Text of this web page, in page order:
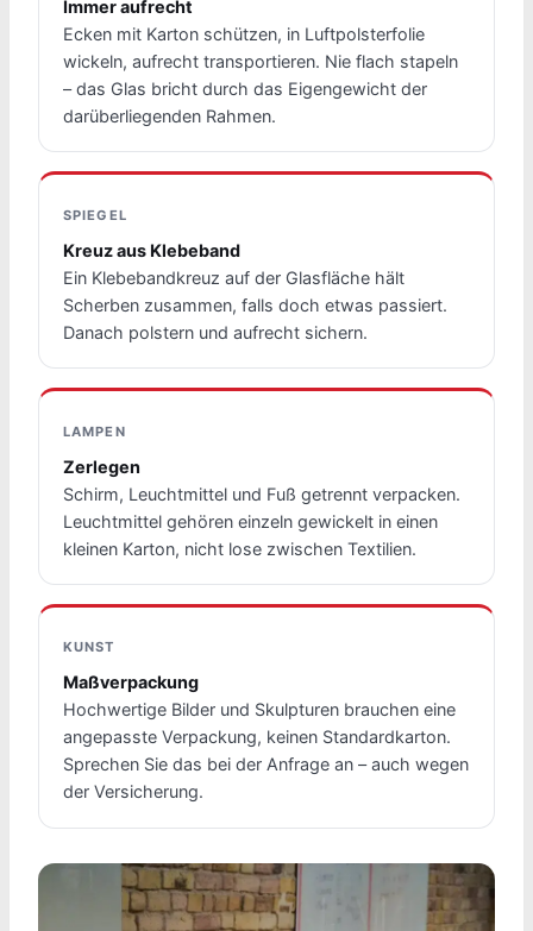
Immer aufrecht
Ecken mit Karton schützen, in Luftpolsterfolie
wickeln, aufrecht transportieren. Nie flach stapeln
– das Glas bricht durch das Eigengewicht der
darüberliegenden Rahmen.
SPIEGEL
Kreuz aus Klebeband
Ein Klebebandkreuz auf der Glasfläche hält
Scherben zusammen, falls doch etwas passiert.
Danach polstern und aufrecht sichern.
LAMPEN
Zerlegen
Schirm, Leuchtmittel und Fuß getrennt verpacken.
Leuchtmittel gehören einzeln gewickelt in einen
kleinen Karton, nicht lose zwischen Textilien.
KUNST
Maßverpackung
Hochwertige Bilder und Skulpturen brauchen eine
angepasste Verpackung, keinen Standardkarton.
Sprechen Sie das bei der Anfrage an – auch wegen
der Versicherung.